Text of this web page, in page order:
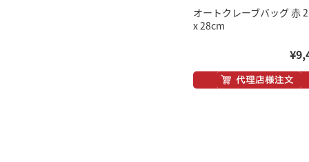
オートクレーブバッグ 赤
x 28cm